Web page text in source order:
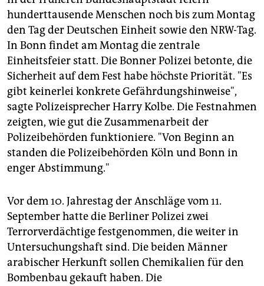
hunderttausende Menschen noch bis zum Montag
den Tag der Deutschen Einheit sowie den NRW-Tag.
In Bonn findet am Montag die zentrale
Einheitsfeier statt. Die Bonner Polizei betonte, die
Sicherheit auf dem Fest habe höchste Priorität. "Es
gibt keinerlei konkrete Gefährdungshinweise",
sagte Polizeisprecher Harry Kolbe. Die Festnahmen
zeigten, wie gut die Zusammenarbeit der
Polizeibehörden funktioniere. "Von Beginn an
standen die Polizeibehörden Köln und Bonn in
enger Abstimmung."
Vor dem 10. Jahrestag der Anschläge vom 11.
September hatte die Berliner Polizei zwei
Terrorverdächtige festgenommen, die weiter in
Untersuchungshaft sind. Die beiden Männer
arabischer Herkunft sollen Chemikalien für den
Bombenbau gekauft haben. Die